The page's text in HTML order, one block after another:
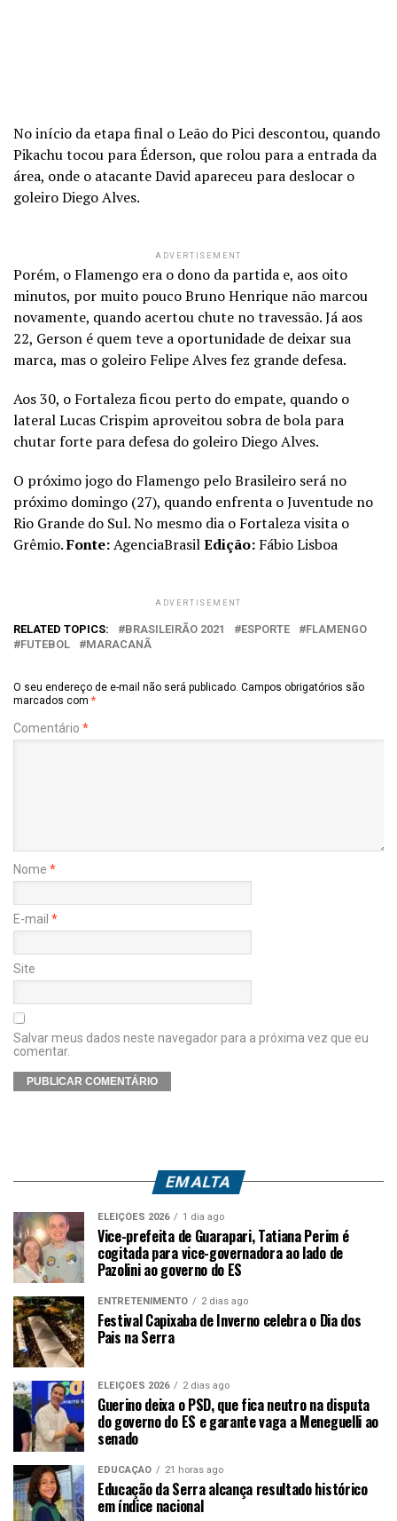
No início da etapa final o Leão do Pici descontou, quando
Pikachu tocou para Éderson, que rolou para a entrada da
área, onde o atacante David apareceu para deslocar o
goleiro Diego Alves.
ADVERTISEMENT
Porém, o Flamengo era o dono da partida e, aos oito
minutos, por muito pouco Bruno Henrique não marcou
novamente, quando acertou chute no travessão. Já aos
22, Gerson é quem teve a oportunidade de deixar sua
marca, mas o goleiro Felipe Alves fez grande defesa.
Aos 30, o Fortaleza ficou perto do empate, quando o
lateral Lucas Crispim aproveitou sobra de bola para
chutar forte para defesa do goleiro Diego Alves.
O próximo jogo do Flamengo pelo Brasileiro será no
próximo domingo (27), quando enfrenta o Juventude no
Rio Grande do Sul. No mesmo dia o Fortaleza visita o
Grêmio.Fonte:AgenciaBrasilEdição: Fábio Lisboa
ADVERTISEMENT
RELATED TOPICS: BRASILEIRÃO 2021 ESPORTE
FLAMENGO
FUTEBOL
MARACANÃ
O seu endereço de e-mail não será publicado. Campos obrigatórios são
marcados com *
Comentário *
Nome *
E-mail *
Site
Salvar meus dados neste navegador para a próxima vez que eu
comentar.
EM ALTA
ELEIÇÕES 2026 1 dia ago
Vice-prefeita de Guarapari, Tatiana Perim é
cogitada para vice-governadora ao lado de
Pazolini ao governo do ES
ENTRETENIMENTO 2 dias ago
Festival Capixaba de Inverno celebra o Dia dos
Pais na Serra
ELEIÇÕES 2026 2 dias ago
Guerino deixa o PSD, que fica neutro na disputa
do governo do ES e garante vaga a Meneguelli ao
senado
EDUCAÇÃO 21 horas ago
Educação da Serra alcança resultado histórico
em índice nacional